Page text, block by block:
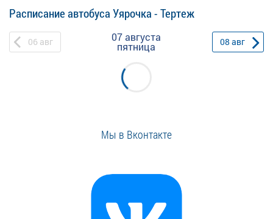
Расписание автобуса Уярочка - Тертеж
06 авг 07 августа
пятница 08 авг
Мы в Вконтакте